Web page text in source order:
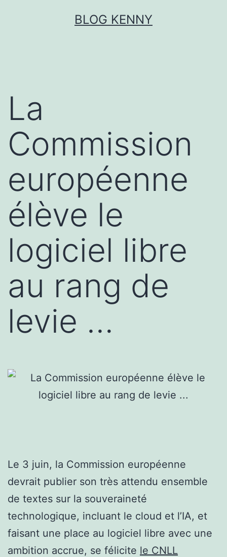
BLOG KENNY
La
Commission
européenne
élève le
logiciel libre
au rang de
levie …
Le 3 juin, la Commission européenne
devrait publier son très attendu ensemble
de textes sur la souveraineté
technologique, incluant le cloud et l’IA, et
faisant une place au logiciel libre avec une
ambition accrue, se félicite le CNLL